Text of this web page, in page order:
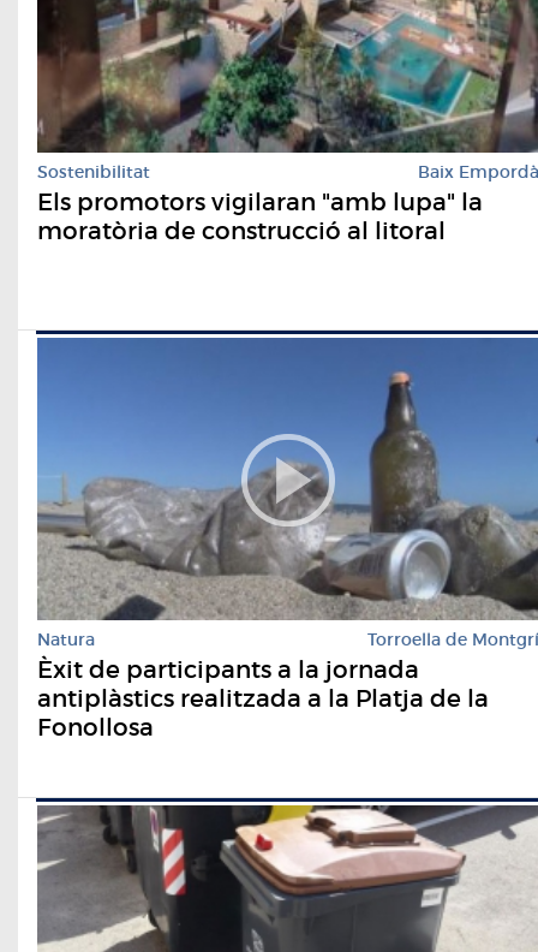
Sostenibilitat Baix Empordà
Els promotors vigilaran "amb lupa" la
moratòria de construcció al litoral
Natura Torroella de Montgrí
Èxit de participants a la jornada
antiplàstics realitzada a la Platja de la
Fonollosa